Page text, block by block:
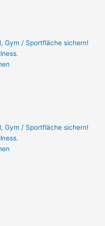
Gym / Sportfläche sichern!
Gym / Sportfläche sichern!